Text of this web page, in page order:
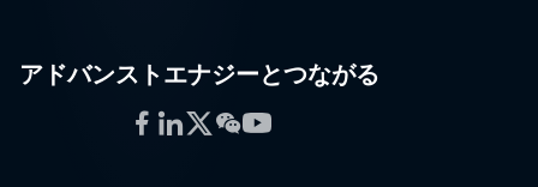
アドバンストエナジーとつながる
Facebook
LinkedIn
Twitter
WeChat
YouTube